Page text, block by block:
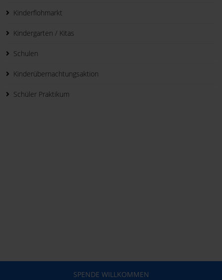
Kinderflohmarkt
Kindergarten / Kitas
Schulen
Kinderübernachtungsaktion
Schüler Praktikum
SPENDE WILLKOMMEN